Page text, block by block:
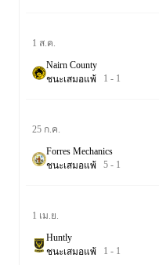
1 ส.ค.
Nairn County
ชนะเสมอแพ้ 1 - 1
25 ก.ค.
Forres Mechanics
ชนะเสมอแพ้ 5 - 1
1 เม.ย.
Huntly
ชนะเสมอแพ้ 1 - 1